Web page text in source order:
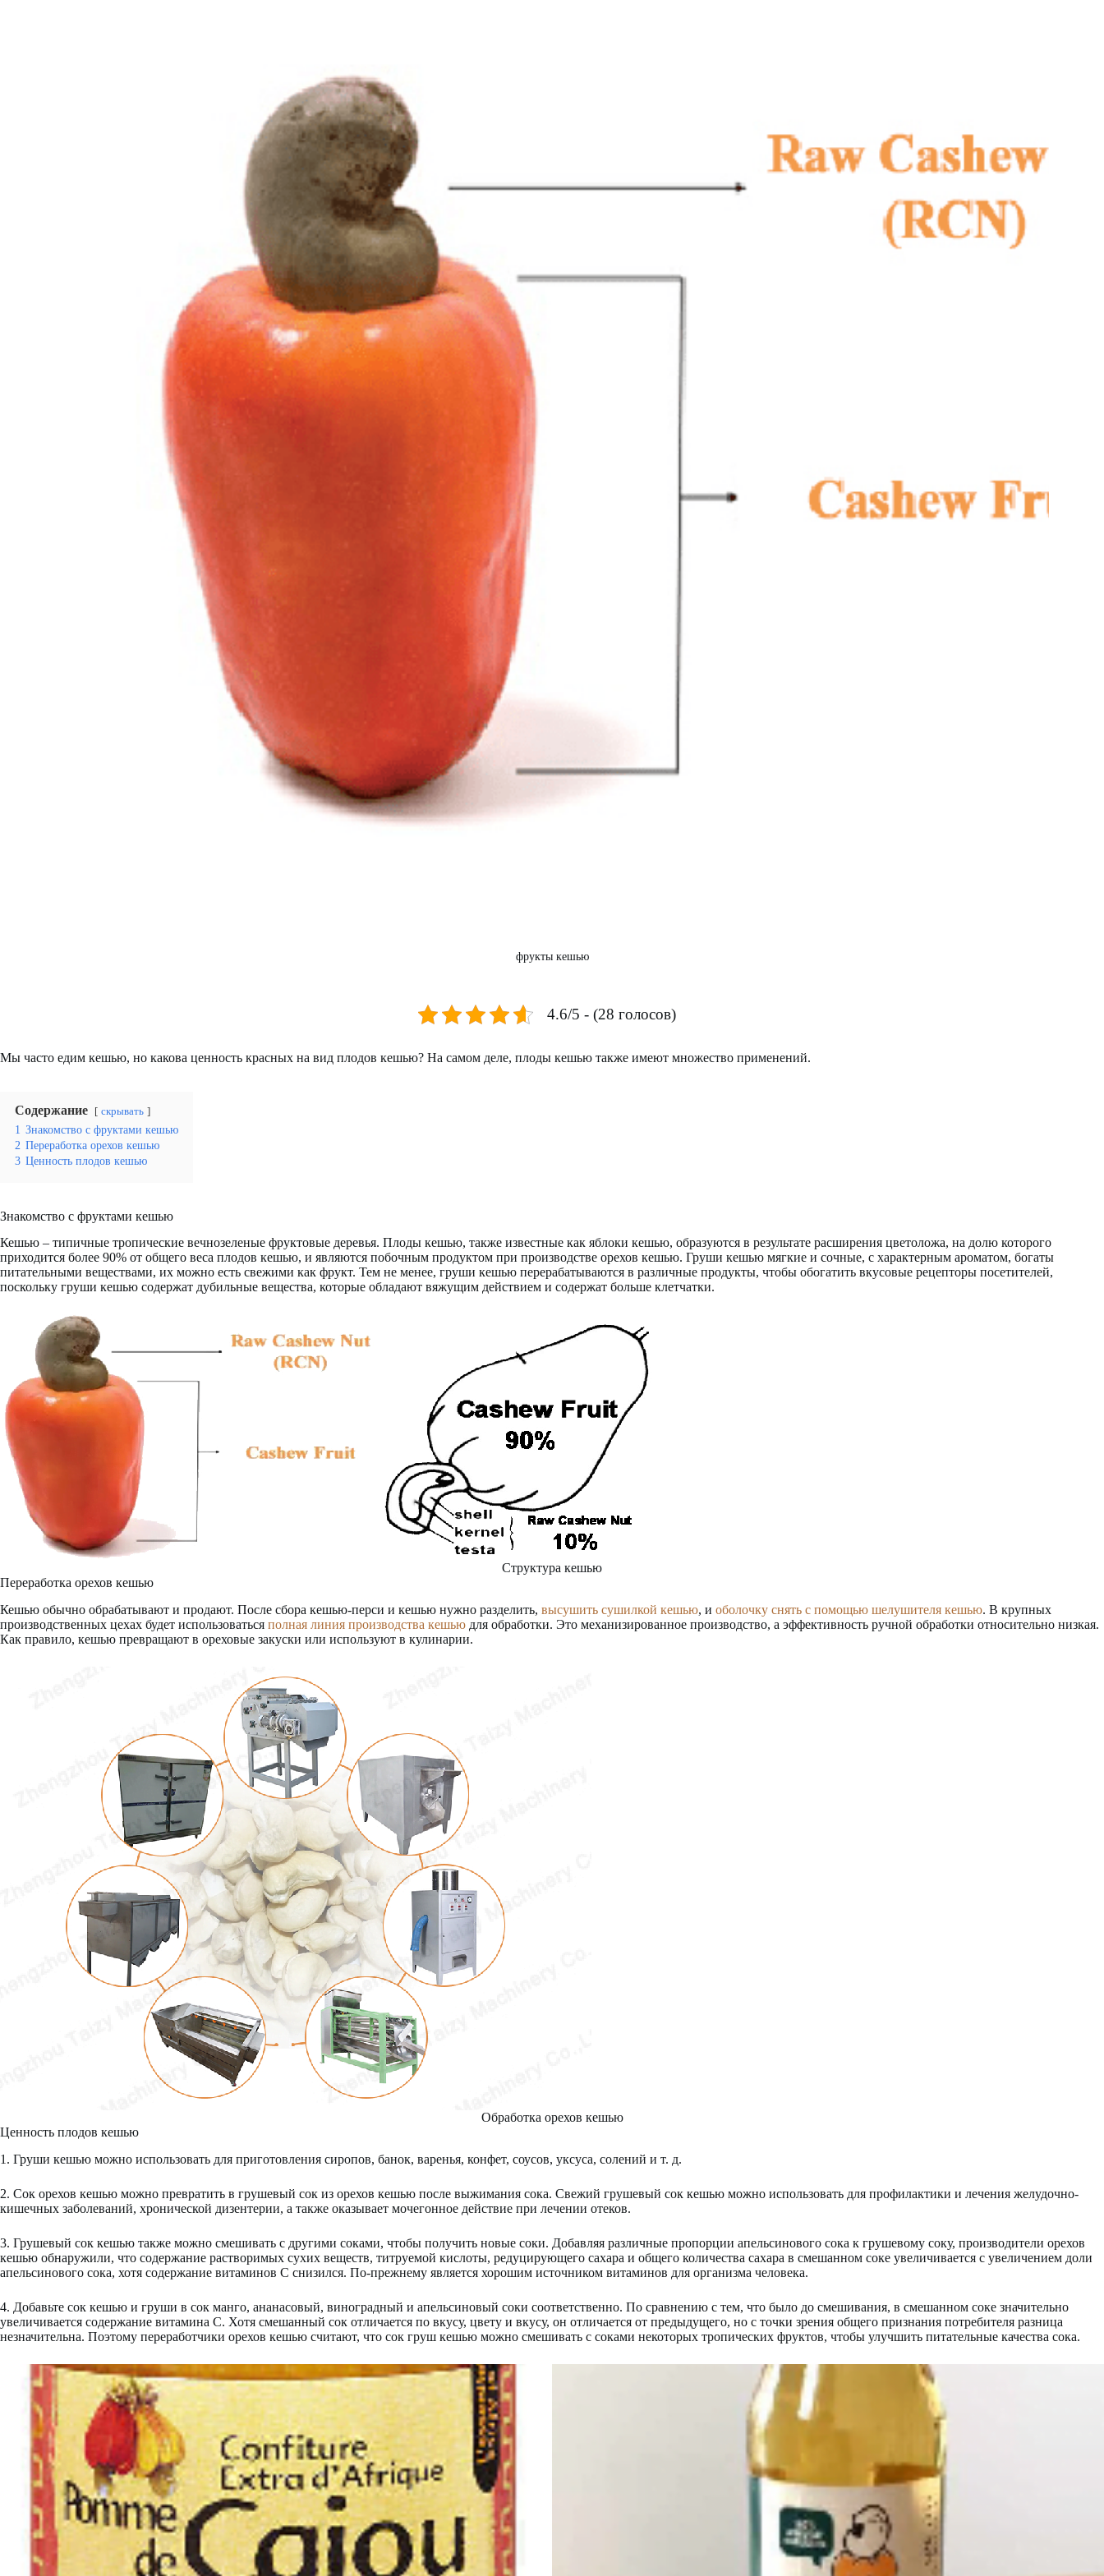
фрукты кешью
4.6/5 - (28 голосов)
Мы часто едим кешью, но какова ценность красных на вид плодов кешью? На самом деле, плоды кешью также имеют множество применений.
Содержание скрывать
1 Знакомство с фруктами кешью
2 Переработка орехов кешью
3 Ценность плодов кешью
Знакомство с фруктами кешью
Кешью – типичные тропические вечнозеленые фруктовые деревья. Плоды кешью, также известные как яблоки кешью, образуются в результате расширения цветоложа, на долю которого
приходится более 90% от общего веса плодов кешью, и являются побочным продуктом при производстве орехов кешью. Груши кешью мягкие и сочные, с характерным ароматом, богаты
питательными веществами, их можно есть свежими как фрукт. Тем не менее, груши кешью перерабатываются в различные продукты, чтобы обогатить вкусовые рецепторы посетителей,
поскольку груши кешью содержат дубильные вещества, которые обладают вяжущим действием и содержат больше клетчатки.
Структура кешью
Переработка орехов кешью
Кешью обычно обрабатывают и продают. После сбора кешью-перси и кешью нужно разделить, высушить сушилкой кешью, и оболочку снять с помощью шелушителя кешью. В крупных
производственных цехах будет использоваться полная линия производства кешью для обработки. Это механизированное производство, а эффективность ручной обработки относительно низкая.
Как правило, кешью превращают в ореховые закуски или используют в кулинарии.
Обработка орехов кешью
Ценность плодов кешью
1. Груши кешью можно использовать для приготовления сиропов, банок, варенья, конфет, соусов, уксуса, солений и т. д.
2. Сок орехов кешью можно превратить в грушевый сок из орехов кешью после выжимания сока. Свежий грушевый сок кешью можно использовать для профилактики и лечения желудочно-
кишечных заболеваний, хронической дизентерии, а также оказывает мочегонное действие при лечении отеков.
3. Грушевый сок кешью также можно смешивать с другими соками, чтобы получить новые соки. Добавляя различные пропорции апельсинового сока к грушевому соку, производители орехов
кешью обнаружили, что содержание растворимых сухих веществ, титруемой кислоты, редуцирующего сахара и общего количества сахара в смешанном соке увеличивается с увеличением доли
апельсинового сока, хотя содержание витаминов C снизился. По-прежнему является хорошим источником витаминов для организма человека.
4. Добавьте сок кешью и груши в сок манго, ананасовый, виноградный и апельсиновый соки соответственно. По сравнению с тем, что было до смешивания, в смешанном соке значительно
увеличивается содержание витамина С. Хотя смешанный сок отличается по вкусу, цвету и вкусу, он отличается от предыдущего, но с точки зрения общего признания потребителя разница
незначительна. Поэтому переработчики орехов кешью считают, что сок груш кешью можно смешивать с соками некоторых тропических фруктов, чтобы улучшить питательные качества сока.